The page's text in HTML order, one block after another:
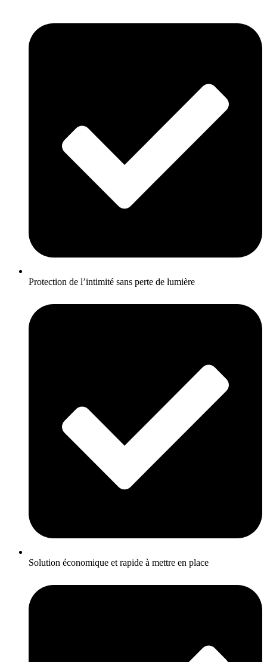
Protection de l’intimité sans perte de lumière
Solution économique et rapide à mettre en place